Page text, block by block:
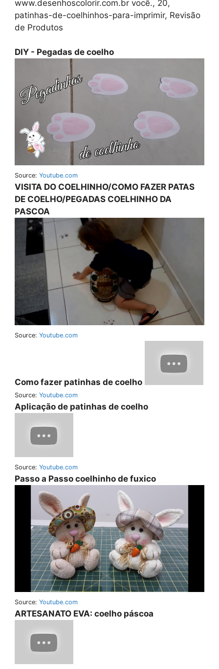
www.desenhoscolorir.com.br você., 20,
patinhas-de-coelhinhos-para-imprimir, Revisão
de Produtos
DIY - Pegadas de coelho
Source: Youtube.com
VISITA DO COELHINHO/COMO FAZER PATAS
DE COELHO/PEGADAS COELHINHO DA
PASCOA
Source: Youtube.com
Como fazer patinhas de coelho
Source: Youtube.com
Aplicação de patinhas de coelho
Source: Youtube.com
Passo a Passo coelhinho de fuxico
Source: Youtube.com
ARTESANATO EVA: coelho páscoa